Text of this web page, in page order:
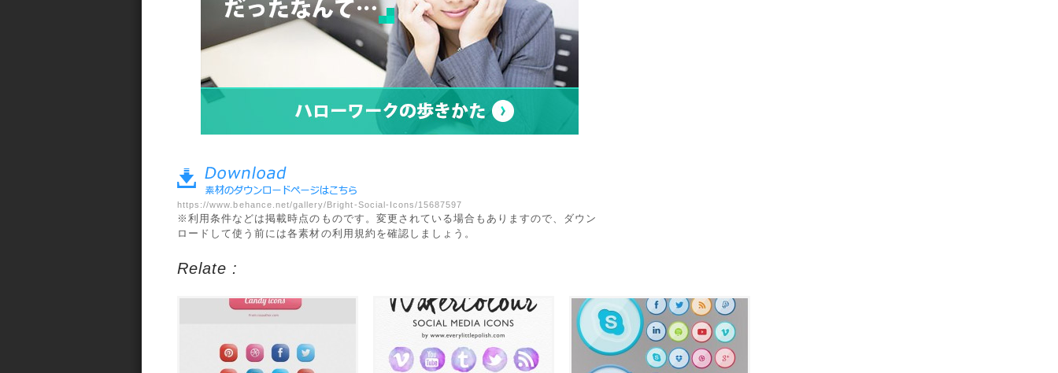
https://www.behance.net/gallery/Bright-Social-Icons/15687597
※利用条件などは掲載時点のものです。変更されている場合もありますので、ダウン
ロードして使う前には各素材の利用規約を確認しましょう。
Relate :